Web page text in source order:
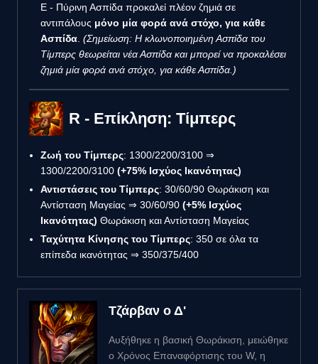
E - Πύρινη Ασπίδα προκαλεί πλέον ζημιά σε
αντιπάλους μόνο μία φορά ανά στόχο, για κάθε
Ασπίδα (Σημείωση: Η κλωνοποιημένη Ασπίδα του
Τίμπερς θεωρείται νέα Ασπίδα και μπορεί να προκαλέσει
ζημιά μία φορά ανά στόχο, για κάθε Ασπίδα.)
R - Επίκληση: Τίμπερς
Ζωή του Τίμπερς: 1300/2200/3100 ⇒
1300/2200/3100 (+75% Ισχύος Ικανότητας)
Αντιστάσεις του Τίμπερς: 30/60/90 Θωράκιση και
Αντίσταση Μαγείας ⇒ 30/60/90 (+5% Ισχύος
Ικανότητας) Θωράκιση και Αντίσταση Μαγείας
Ταχύτητα Κίνησης του Τίμπερς: 350 σε όλα τα
επίπεδα ικανότητας ⇒ 350/375/400
Τζάρβαν ο Δ'
Αυξήθηκε η βασική Θωράκιση, μειώθηκε
ο Χρόνος Επαναφόρτισης του W, η